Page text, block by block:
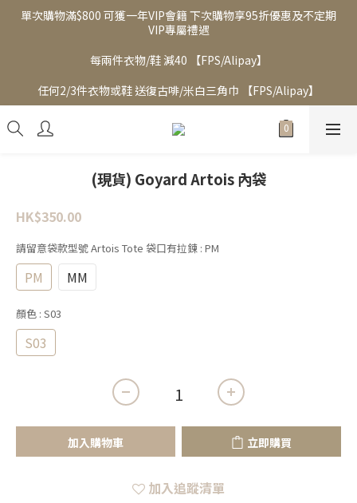
單次購物滿$800 可獲一年VIP會籍 下次購物享95折優惠及不定期
VIP專屬禮遇
每兩件衣物/鞋 減40 【FPS/Alipay】
任何2/3件衣物或鞋 送復古啡/米白三角巾 【FPS/Alipay】
(現貨) Goyard Artois 內袋
HK$350.00
請留意袋款型號 Artois Tote 袋口有拉鍊 : PM
PM MM
顏色 : S03
S03
加入購物車 立即購買
加入追蹤清單